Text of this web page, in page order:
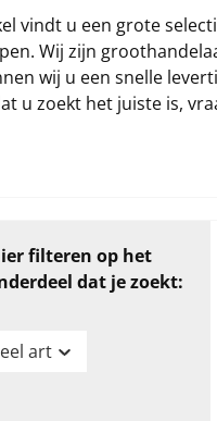
vindt u een grote
Wij zijn
wij u een snelle
u zoekt het juiste is,
filteren op het
dat je zoekt:
art